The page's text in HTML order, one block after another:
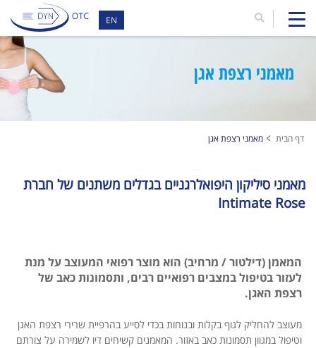
EN
מאמני רצפת אגן
דף הבית מאמני רצפת אגן
מאמני סיליקון היפואלרגניים בגדלים משתנים של חברת
Intimate Rose
המאמן (דילטור / מרחיב) הוא מוצר רפואי המעוצב על מנת
לעזור בטיפול במצבים רפואיים רבים, ותסמונות כאב של
רצפת האגן.
מעוצב להחליק לגוף בקלות ובנוחות בכדי לסייע בהרפיית שרירי רצפת האגן
וטיפול במגוון תסמונות כאב באזור. המאמנים קשיחים דיו לשמירה על צורתם